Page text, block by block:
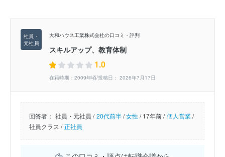
大和ハウス工業株式会社の口コミ・評判
スキルアップ、教育体制
1.0
在籍時期：2009年頃/投稿日： 2026年7月17日
回答者： 社員・元社員 / 20代前半/女性/17年前 / 個人営業/
社員クラス / 正社員